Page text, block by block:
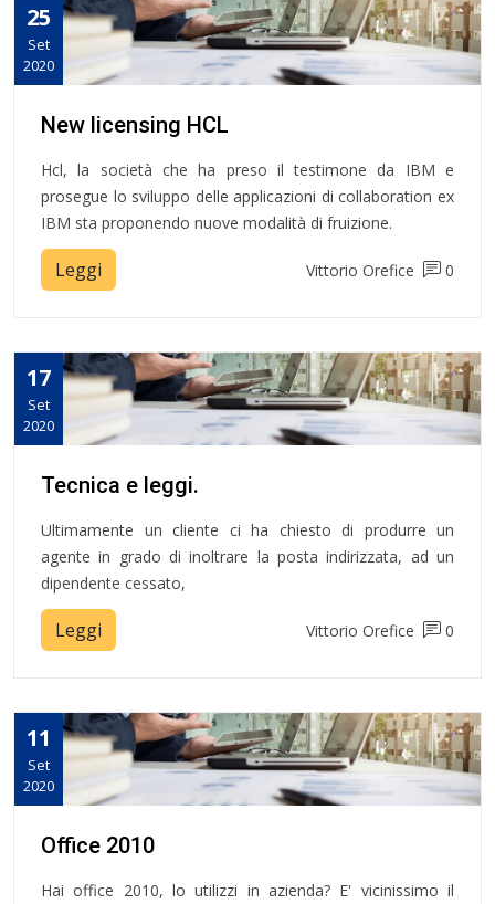
25
Set
2020
New licensing HCL
Hcl, la società che ha preso il testimone da IBM e
prosegue lo sviluppo delle applicazioni di collaboration ex
IBM sta proponendo nuove modalità di fruizione.
Leggi Vittorio Orefice 0
17
Set
2020
Tecnica e leggi.
Ultimamente un cliente ci ha chiesto di produrre un
agente in grado di inoltrare la posta indirizzata, ad un
dipendente cessato,
Leggi Vittorio Orefice 0
11
Set
2020
Office 2010
Hai office 2010, lo utilizzi in azienda? E' vicinissimo il